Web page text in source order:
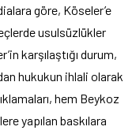
göre, Köseler’e
usulsüzlükler
karşılaştığı durum,
hukukun ihlali olarak
hem Beykoz
yapılan baskılara